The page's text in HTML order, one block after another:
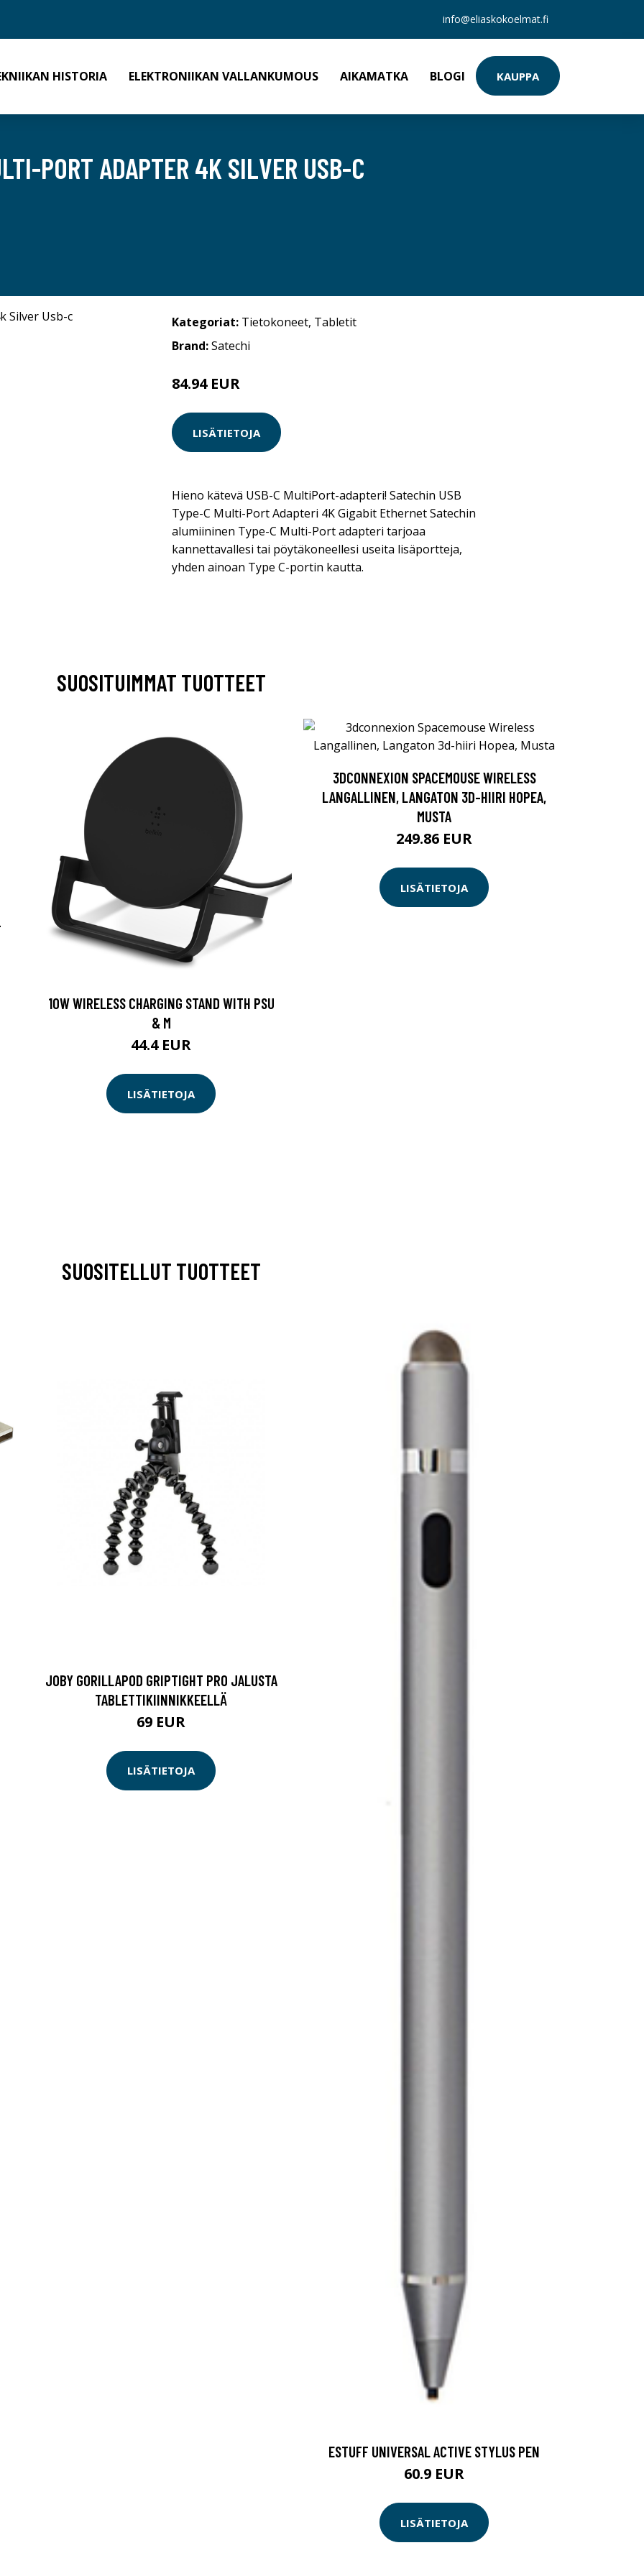
info@eliaskokoelmat.fi
HISTORIA ELEKTRONIIKAN VALLANKUMOUS AIKAMATKA BLOGI KAUPPA
PORT ADAPTER 4K SILVER USB-C
Kategoriat: Tietokoneet, Tabletit
Brand:Satechi
84.94 EUR
LISÄTIETOJA
Hieno kätevä USB-C MultiPort-adapteri! Satechin USB
Type-C Multi-Port Adapteri 4K Gigabit Ethernet Satechin
alumiininen Type-C Multi-Port adapteri tarjoaa
kannettavallesi tai pöytäkoneellesi useita lisäportteja,
yhden ainoan Type C-portin kautta.
SUOSITUIMMAT TUOTTEET
10W WIRELESS CHARGING STAND WITH PSU
& M
44.4 EUR
LISÄTIETOJA
3DCONNEXION SPACEMOUSE WIRELESS
LANGALLINEN, LANGATON 3D-HIIRI HOPEA,
MUSTA
249.86 EUR
LISÄTIETOJA
SUOSITELLUT TUOTTEET
JOBY GORILLAPOD GRIPTIGHT PRO JALUSTA
TABLETTIKIINNIKKEELLÄ
69 EUR
LISÄTIETOJA
ESTUFF UNIVERSAL ACTIVE STYLUS PEN
60.9 EUR
LISÄTIETOJA